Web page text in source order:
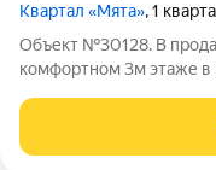
Квартал «Мята», 1
Объект №30128. В
комфортном 3м этаже в
кaчеcтвeнный ремонт
винил. Поклеяны